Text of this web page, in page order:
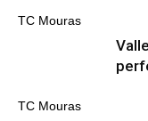
TC Mouras
TC Mouras